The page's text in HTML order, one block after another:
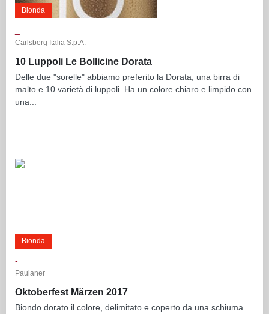
Bionda
Carlsberg Italia S.p.A.
10 Luppoli Le Bollicine Dorata
Delle due "sorelle" abbiamo preferito la Dorata, una birra di
malto e 10 varietà di luppoli. Ha un colore chiaro e limpido con
una...
Bionda
-
Paulaner
Oktoberfest Märzen 2017
Biondo dorato il colore, delimitato e coperto da una schiuma